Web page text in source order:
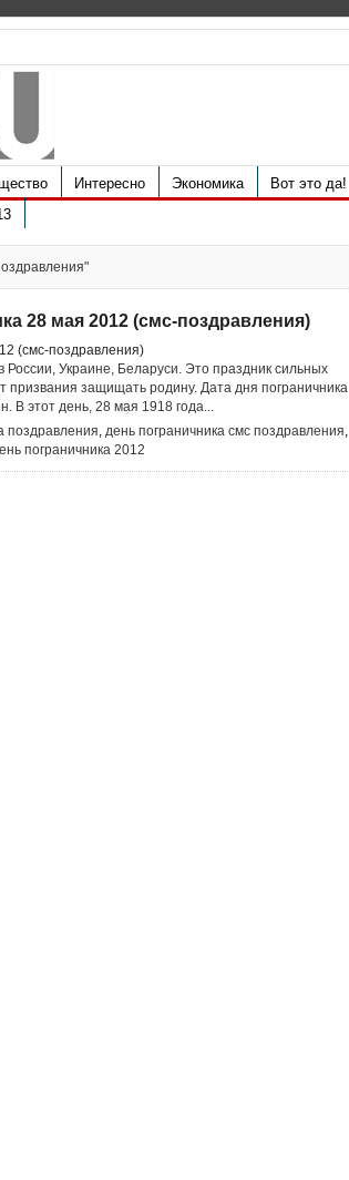
Интересно Экономика Вот это да!
28 мая 2012 (смс-поздравления)
России, Украине, Беларуси. Это праздник сильных
призвания защищать родину. Дата дня пограничника
В этот день, 28 мая 1918 года...
поздравления, день пограничника смс поздравления,
пограничника 2012